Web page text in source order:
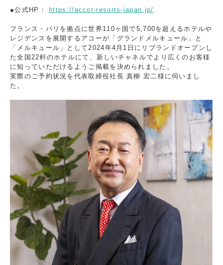
●公式HP： https://accor-resorts-japan.jp/
フランス・パリを拠点に世界110ヶ国で5,700を超えるホテルや
レジデンスを展開するアコーが「グランドメルキュール」と
「メルキュール」として2024年4月1日にリブランドオープンし
た全国22軒のホテルにて、新しいチャネルでより広くのお客様
に知っていただけるようご掲載を決められました。
実際のご予約状況を代表取締役社長 真柳 宏二様に伺いまし
た。